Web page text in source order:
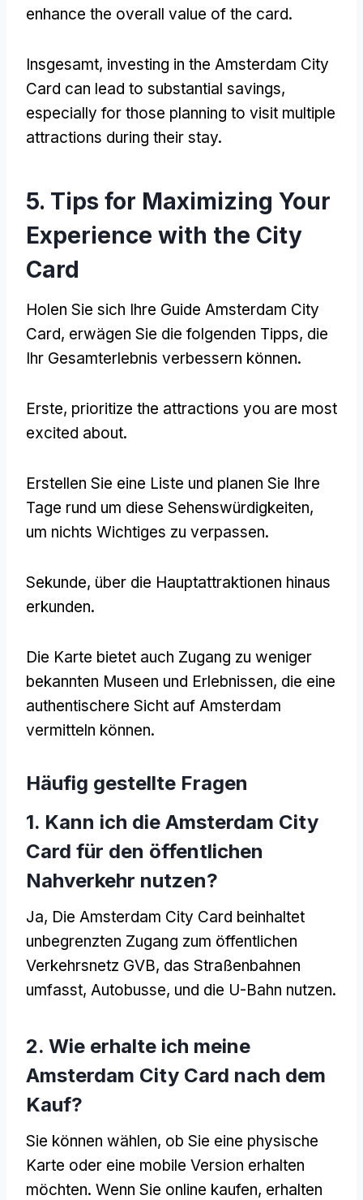
enhance the overall value of the card.
Insgesamt, investing in the Amsterdam City
Card can lead to substantial savings,
especially for those planning to visit multiple
attractions during their stay.
5. Tips for Maximizing Your
Experience with the City
Card
Holen Sie sich Ihre Guide Amsterdam City
Card, erwägen Sie die folgenden Tipps, die
Ihr Gesamterlebnis verbessern können.
Erste, prioritize the attractions you are most
excited about.
Erstellen Sie eine Liste und planen Sie Ihre
Tage rund um diese Sehenswürdigkeiten,
um nichts Wichtiges zu verpassen.
Sekunde, über die Hauptattraktionen hinaus
erkunden.
Die Karte bietet auch Zugang zu weniger
bekannten Museen und Erlebnissen, die eine
authentischere Sicht auf Amsterdam
vermitteln können.
Häufig gestellte Fragen
1. Kann ich die Amsterdam City
Card für den öffentlichen
Nahverkehr nutzen?
Ja, Die Amsterdam City Card beinhaltet
unbegrenzten Zugang zum öffentlichen
Verkehrsnetz GVB, das Straßenbahnen
umfasst, Autobusse, und die U-Bahn nutzen.
2. Wie erhalte ich meine
Amsterdam City Card nach dem
Kauf?
Sie können wählen, ob Sie eine physische
Karte oder eine mobile Version erhalten
möchten. Wenn Sie online kaufen, erhalten